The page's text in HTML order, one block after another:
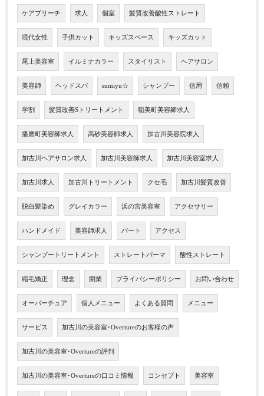
ケアブリーチ 求人 個室 髪質改善酸性ストレート
現代女性 子供カット キッズスペース キッズカット
尾上美容室 イルミナカラー スタイリスト ヘアサロン
美容師 ヘッドスパ sumiyu☆ シャンプー 信用 信頼
学割 髪質改善Sトリートメント 稲美町美容師求人
播磨町美容師求人 高砂美容師求人 加古川美容院求人
加古川ヘアサロン求人 加古川美容師求人 加古川美容室求人
加古川求人 加古川トリートメント クセ毛 加古川髪質改善
脱白髪染め グレイカラー 浜の宮美容室 アクセサリー
ハンドメイド 美容師求人 パート アクセス
シャンプートリートメント ストレートパーマ 酸性ストレート
縮毛矯正 理念 開業 プライバシーポリシー お問い合わせ
オーバーチュア 個人メニュー よくある質問 メニュー
サービス 加古川の美容室･Overtureのお客様の声
加古川の美容室･Overtureの評判
加古川の美容室･Overtureの口コミ情報 コンセプト 美容室